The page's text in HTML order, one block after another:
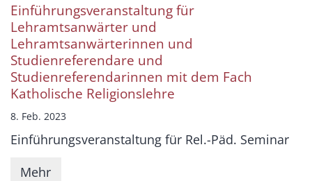
Einführungsveranstaltung für
Lehramtsanwärter und
Lehramtsanwärterinnen und
Studienreferendare und
Studienreferendarinnen mit dem Fach
Katholische Religionslehre
8. Feb. 2023
Einführungsveranstaltung für Rel.-Päd. Seminar
Mehr